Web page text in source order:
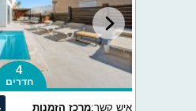
4
חדרים
איש קשר:מרכז הזמנות